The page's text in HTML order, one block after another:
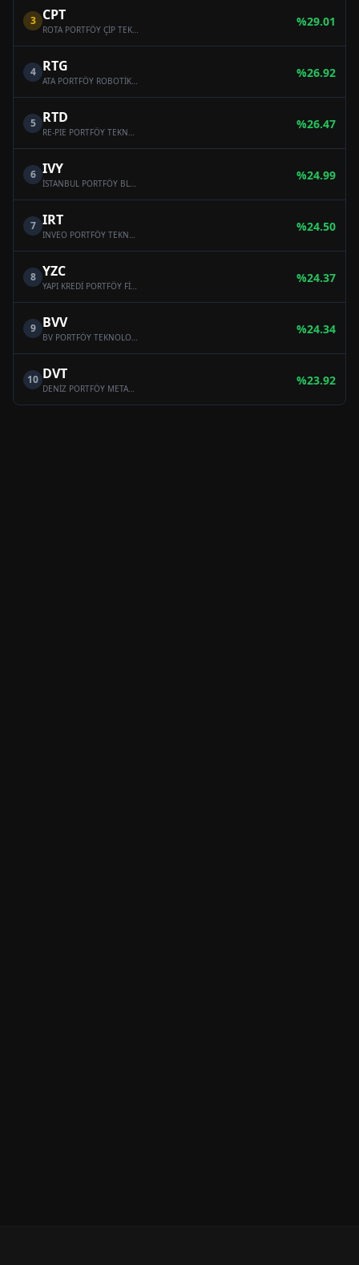
3 CPT
ROTA PORTFÖY ÇİP TEKNOLOJİLERİ DEĞİŞKEN FON
%29.01
4 RTG
ATA PORTFÖY ROBOTİK TEKNOLOJİLERİ DEĞİŞKEN FON
%26.92
5 RTD
RE-PIE PORTFÖY TEKNOLOJİ DEĞİŞKEN FON
%26.47
6 IVY
İSTANBUL PORTFÖY BLOCKCHAIN TEKNOLOJİLERİ DEĞİŞKEN FON
%24.99
7 IRT
INVEO PORTFÖY TEKNOLOJİ DEĞİŞKEN FON
%24.50
8 YZC
YAPI KREDİ PORTFÖY FİNTECH VE BLOCKCHAİN TEKNOLOJİLERİ DEĞİŞKEN FON
%24.37
9 BVV
BV PORTFÖY TEKNOLOJİ DEĞİŞKEN FON
%24.34
10 DVT
DENİZ PORTFÖY METAVERSE VE DİJİTAL YAŞAM TEKNOLOJİLERİ DEĞİŞKEN FON
%23.92